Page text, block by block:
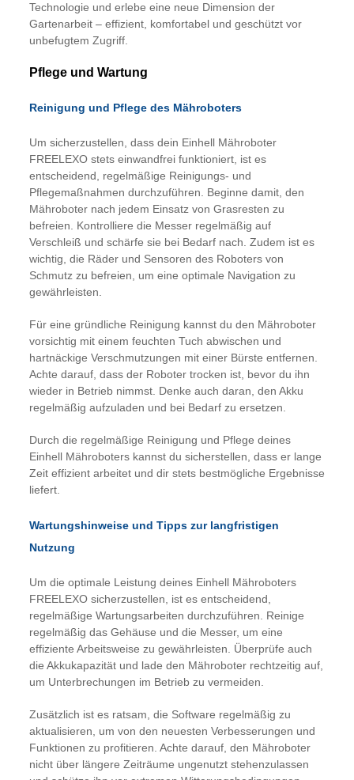
Technologie und erlebe eine neue Dimension der
Gartenarbeit – effizient, komfortabel und geschützt vor
unbefugtem Zugriff.
Pflege und Wartung
Reinigung und Pflege des Mähroboters
Um sicherzustellen, dass dein Einhell Mähroboter
FREELEXO stets einwandfrei funktioniert, ist es
entscheidend, regelmäßige Reinigungs- und
Pflegemaßnahmen durchzuführen. Beginne damit, den
Mähroboter nach jedem Einsatz von Grasresten zu
befreien. Kontrolliere die Messer regelmäßig auf
Verschleiß und schärfe sie bei Bedarf nach. Zudem ist es
wichtig, die Räder und Sensoren des Roboters von
Schmutz zu befreien, um eine optimale Navigation zu
gewährleisten.
Für eine gründliche Reinigung kannst du den Mähroboter
vorsichtig mit einem feuchten Tuch abwischen und
hartnäckige Verschmutzungen mit einer Bürste entfernen.
Achte darauf, dass der Roboter trocken ist, bevor du ihn
wieder in Betrieb nimmst. Denke auch daran, den Akku
regelmäßig aufzuladen und bei Bedarf zu ersetzen.
Durch die regelmäßige Reinigung und Pflege deines
Einhell Mähroboters kannst du sicherstellen, dass er lange
Zeit effizient arbeitet und dir stets bestmögliche Ergebnisse
liefert.
Wartungshinweise und Tipps zur langfristigen
Nutzung
Um die optimale Leistung deines Einhell Mähroboters
FREELEXO sicherzustellen, ist es entscheidend,
regelmäßige Wartungsarbeiten durchzuführen. Reinige
regelmäßig das Gehäuse und die Messer, um eine
effiziente Arbeitsweise zu gewährleisten. Überprüfe auch
die Akkukapazität und lade den Mähroboter rechtzeitig auf,
um Unterbrechungen im Betrieb zu vermeiden.
Zusätzlich ist es ratsam, die Software regelmäßig zu
aktualisieren, um von den neuesten Verbesserungen und
Funktionen zu profitieren. Achte darauf, den Mähroboter
nicht über längere Zeiträume ungenutzt stehenzulassen